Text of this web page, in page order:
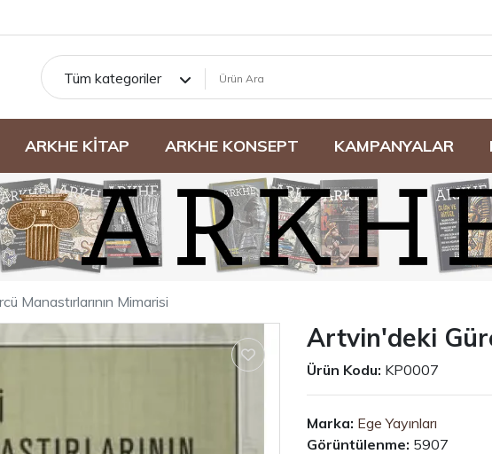
Tüm kategoriler
ARKHE KİTAP ARKHE KONSEPT KAMPANYALAR
Manastırlarının Mimarisi
Artvin'deki
Ürün Kodu: KP0007
Marka: Ege Yayınları
Görüntülenme: 5907